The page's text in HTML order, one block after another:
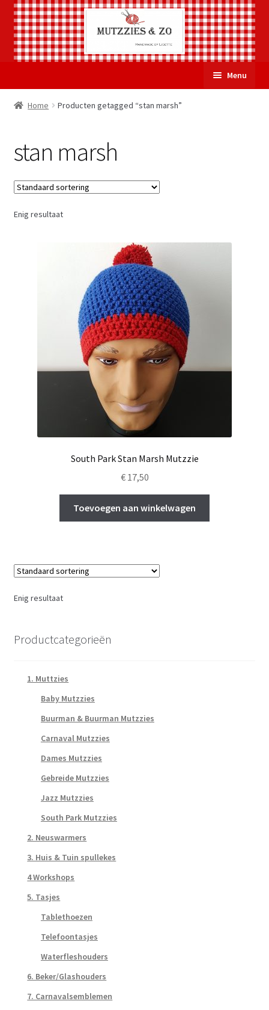
naar
de
Menu
Welkom
Home Producten getagged “stan marsh”
stan marsh
Enig resultaat
South Park Stan Marsh Mutzzie
€17,50
Toevoegen aan winkelwagen
Enig resultaat
Productcategorieën
1. Muttzies
Baby Mutzzies
Buurman & Buurman Mutzzies
Carnaval Mutzzies
Dames Mutzzies
Gebreide Mutzzies
Jazz Mutzzies
South Park Mutzzies
2. Neuswarmers
3. Huis & Tuin spullekes
4 Workshops
5. Tasjes
Tablethoezen
Telefoontasjes
Waterfleshouders
6. Beker/Glashouders
7. Carnavalsemblemen